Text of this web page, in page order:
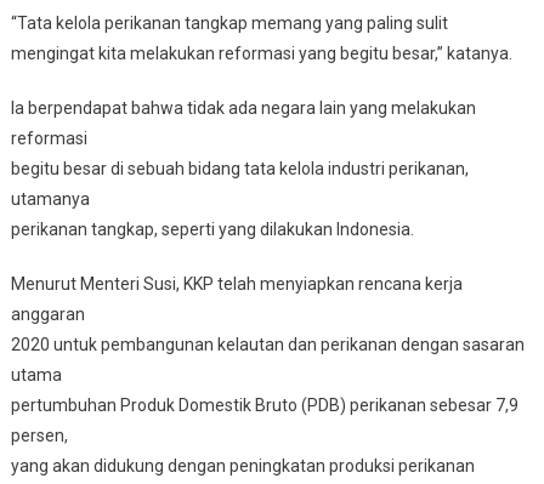
“Tata kelola perikanan tangkap memang yang paling sulit
mengingat kita melakukan reformasi yang begitu besar,” katanya.
Ia berpendapat bahwa tidak ada negara lain yang melakukan
reformasi
begitu besar di sebuah bidang tata kelola industri perikanan,
utamanya
perikanan tangkap, seperti yang dilakukan Indonesia.
Menurut Menteri Susi, KKP telah menyiapkan rencana kerja
anggaran
2020 untuk pembangunan kelautan dan perikanan dengan sasaran
utama
pertumbuhan Produk Domestik Bruto (PDB) perikanan sebesar 7,9
persen,
yang akan didukung dengan peningkatan produksi perikanan